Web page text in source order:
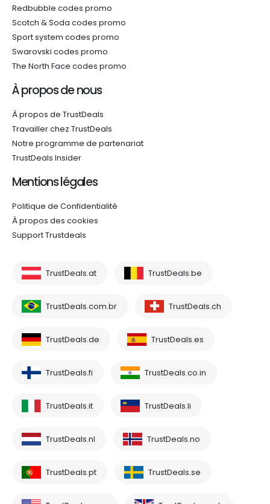
Redbubble codes promo
Scotch & Soda codes promo
Sport system codes promo
Swarovski codes promo
The North Face codes promo
À propos de nous
À propos de TrustDeals
Travailler chez TrustDeals
Notre programme de partenariat
TrustDeals Insider
Mentions légales
Politique de Confidentialité
À propos des cookies
Support Trustdeals
TrustDeals.at TrustDeals.be
TrustDeals.com.br TrustDeals.ch
TrustDeals.de TrustDeals.es
TrustDeals.fi TrustDeals.co.in
TrustDeals.it TrustDeals.li
TrustDeals.nl TrustDeals.no
TrustDeals.pt TrustDeals.se